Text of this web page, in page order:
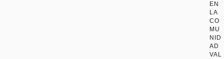
EN
LA
CO
MU
NID
AD
VAL